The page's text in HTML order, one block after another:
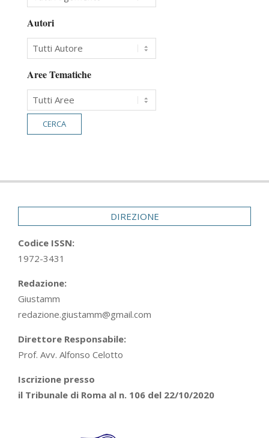
Autori
Aree Tematiche
DIREZIONE
Codice ISSN:
1972-3431
Redazione:
Giustamm
redazione.giustamm@gmail.com
Direttore Responsabile:
Prof. Avv. Alfonso Celotto
Iscrizione presso
il Tribunale di Roma al n. 106 del 22/10/2020